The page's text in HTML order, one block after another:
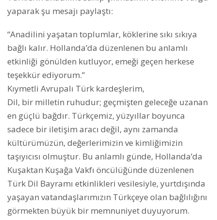
yaparak şu mesajı paylaştı:
“Anadilini yaşatan toplumlar, köklerine sıkı sıkıya
bağlı kalır. Hollanda’da düzenlenen bu anlamlı
etkinliği gönülden kutluyor, emeği geçen herkese
teşekkür ediyorum.”
Kıymetli Avrupalı Türk kardeşlerim,
Dil, bir milletin ruhudur; geçmişten geleceğe uzanan
en güçlü bağdır. Türkçemiz, yüzyıllar boyunca
sadece bir iletişim aracı değil, aynı zamanda
kültürümüzün, değerlerimizin ve kimliğimizin
taşıyıcısı olmuştur. Bu anlamlı günde, Hollanda’da
Kuşaktan Kuşağa Vakfı öncülüğünde düzenlenen
Türk Dil Bayramı etkinlikleri vesilesiyle, yurtdışında
yaşayan vatandaşlarımızın Türkçeye olan bağlılığını
görmekten büyük bir memnuniyet duyuyorum.